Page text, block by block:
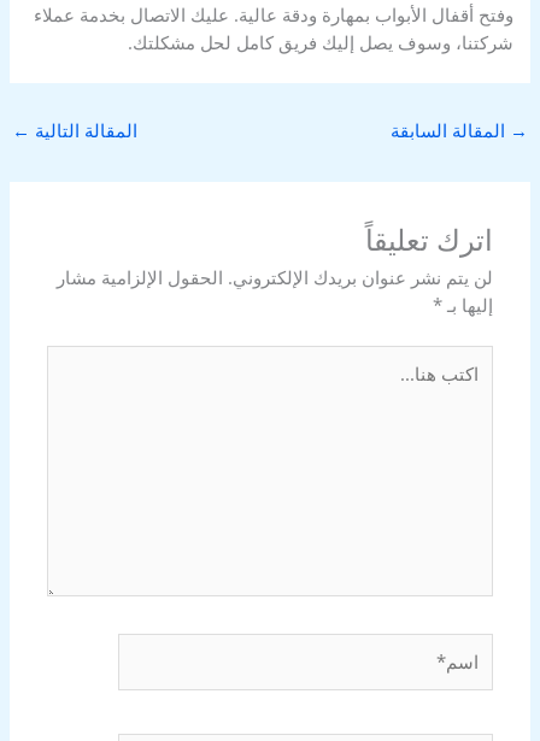
وفتح أقفال الأبواب بمهارة ودقة عالية. عليك الاتصال بخدمة عملاء
شركتنا، وسوف يصل إليك فريق كامل لحل مشكلتك.
→ المقالة السابقة المقالة التالية ←
اترك تعليقاً
لن يتم نشر عنوان بريدك الإلكتروني. الحقول الإلزامية مشار
إليها بـ*
هنا...